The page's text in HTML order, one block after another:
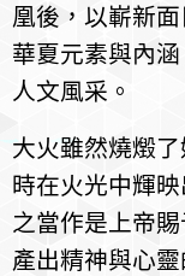
凰後，以嶄新
華夏元素與內
人文風采。
大火雖然燒燬
時在火光中輝
之當作是上帝
產出精神與心